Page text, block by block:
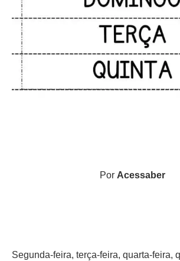
Por Acessaber
Segunda-feira, terça-feira, quarta-feira,